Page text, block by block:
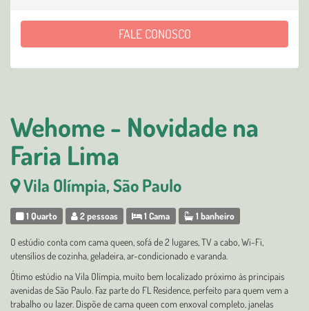
Wehome - Novidade na
Faria Lima
Vila Olímpia, São Paulo
1 Quarto 2 pessoas 1 Cama 1 banheiro
O estúdio conta com cama queen, sofá de 2 lugares, TV a cabo, Wi-Fi,
utensílios de cozinha, geladeira, ar-condicionado e varanda.
Ótimo estúdio na Vila Olímpia, muito bem localizado próximo às principais
avenidas de São Paulo. Faz parte do FL Residence, perfeito para quem vem a
trabalho ou lazer. Dispõe de cama queen com enxoval completo, janelas
FALE CONOSCO